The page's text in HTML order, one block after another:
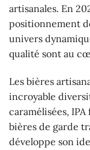
artisanales. En
positionnement
univers
qualité sont au
Les bières
incroyable
caramélisées,
bières de garde
développe son